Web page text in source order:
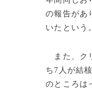
の報告があ
いたという
また、ク
ち7人が結
のところは